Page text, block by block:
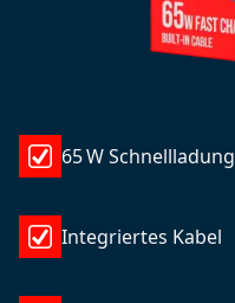
65 W Schnellladung
Integriertes Kabel